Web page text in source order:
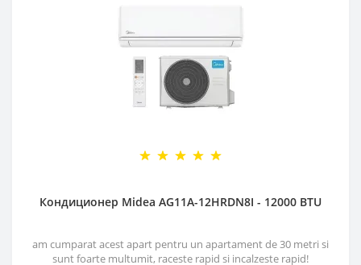
Кондиционер Midea AG11A-12HRDN8I - 12000 BTU
am cumparat acest apart pentru un apartament de 30 metri si
sunt foarte multumit, raceste rapid si incalzeste rapid!